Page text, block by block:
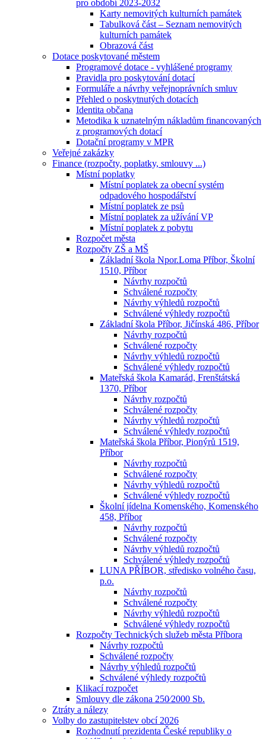
pro období 2023-2032
Karty nemovitých kulturních památek
Tabulková část – Seznam nemovitých
kulturních památek
Obrazová část
Dotace poskytované městem
Programové dotace - vyhlášené programy
Pravidla pro poskytování dotací
Formuláře a návrhy veřejnoprávních smluv
Přehled o poskytnutých dotacích
Identita občana
Metodika k uznatelným nákladům financovaných
z programových dotací
Dotační programy v MPR
Veřejné zakázky
Finance (rozpočty, poplatky, smlouvy ...)
Místní poplatky
Místní poplatek za obecní systém
odpadového hospodářství
Místní poplatek ze psů
Místní poplatek za užívání VP
Místní poplatek z pobytu
Rozpočet města
Rozpočty ZŠ a MŠ
Základní škola Npor.Loma Příbor, Školní
1510, Příbor
Návrhy rozpočtů
Schválené rozpočty
Návrhy výhledů rozpočtů
Schválené výhledy rozpočtů
Základní škola Příbor, Jičínská 486, Příbor
Návrhy rozpočtů
Schválené rozpočty
Návrhy výhledů rozpočtů
Schválené výhledy rozpočtů
Mateřská škola Kamarád, Frenštátská
1370, Příbor
Návrhy rozpočtů
Schválené rozpočty
Návrhy výhledů rozpočtů
Schválené výhledy rozpočtů
Mateřská škola Příbor, Pionýrů 1519,
Příbor
Návrhy rozpočtů
Schválené rozpočty
Návrhy výhledů rozpočtů
Schválené výhledy rozpočtů
Školní jídelna Komenského, Komenského
458, Příbor
Návrhy rozpočtů
Schválené rozpočty
Návrhy výhledů rozpočtů
Schválené výhledy rozpočtů
LUNA PŘÍBOR, středisko volného času,
p.o.
Návrhy rozpočtů
Schválené rozpočty
Návrhy výhledů rozpočtů
Schválené výhledy rozpočtů
Rozpočty Technických služeb města Příbora
Návrhy rozpočtů
Schválené rozpočty
Návrhy výhledů rozpočtů
Schválené výhledy rozpočtů
Klikací rozpočet
Smlouvy dle zákona 250⁄2000 Sb.
Ztráty a nálezy
Volby do zastupitelstev obcí 2026
Rozhodnutí prezidenta České republiky o